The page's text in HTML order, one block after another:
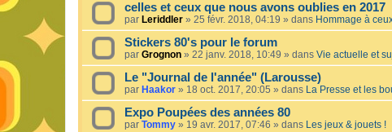
celles et ceux que nous avons oublies en 2017
par Leriddler » 25 févr. 2018, 04:19 » dans Hommage à
Stickers 80's pour le forum
par Grognon » 22 janv. 2018, 10:49 » dans Vie actuelle et
Le "Journal de l'année" (Larousse)
par Haakor » 18 oct. 2017, 20:05 » dans La Presse et les
Expo Poupées des années 80
par Tommy » 19 avr. 2017, 07:46 » dans Les jeux & jouets !